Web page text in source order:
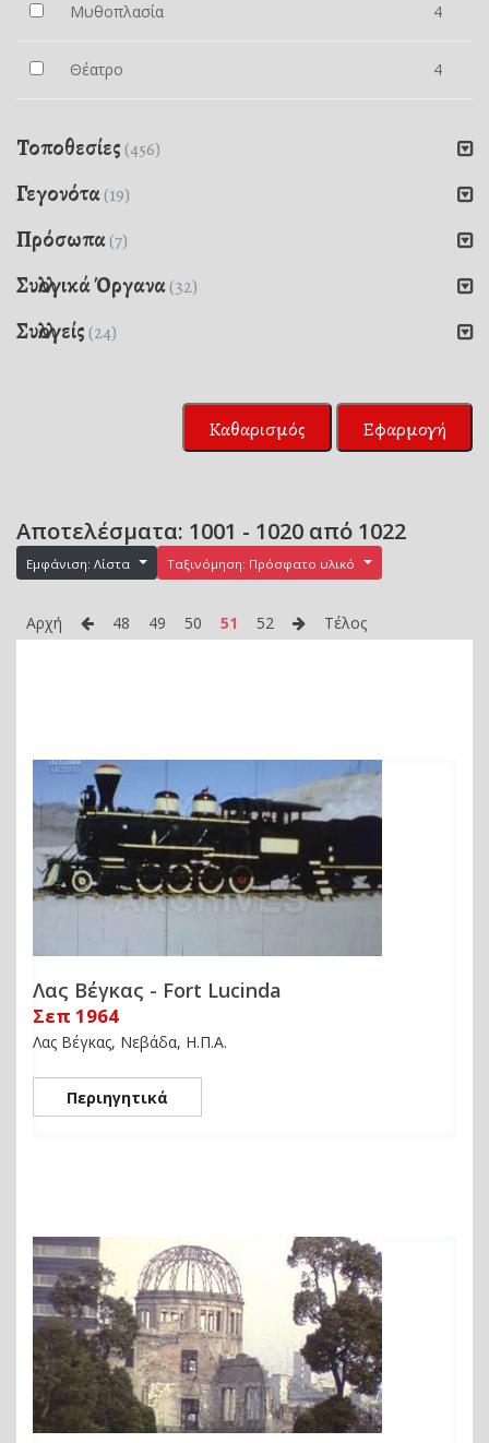
Μυθοπλασία 4
Θέατρο 4
Τοποθεσίες (456)
Γεγονότα(19)
Πρόσωπα(7)
Συλλογικά Όργανα(32)
Συλλογείς (24)
Καθαρισμός Εφαρμογή
Αποτελέσματα: 1001 - 1020 από 1022
Εμφάνιση: Λίστα Ταξινόμηση: Πρόσφατο υλικό
Αρχή 48 49 50 51 52 Τέλος
Λας Βέγκας - Fort Lucinda
Σεπ 1964
Λας Βέγκας, Νεβάδα, Η.Π.Α.
Περιηγητικά